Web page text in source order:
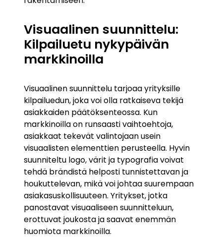
Visuaalinen suunnittelu:
Kilpailuetu nykypäivän
markkinoilla
Visuaalinen suunnittelu tarjoaa yrityksille
kilpailuedun, joka voi olla ratkaiseva tekijä
asiakkaiden päätöksenteossa. Kun
markkinoilla on runsaasti vaihtoehtoja,
asiakkaat tekevät valintojaan usein
visuaalisten elementtien perusteella. Hyvin
suunniteltu logo, värit ja typografia voivat
tehdä brändistä helposti tunnistettavan ja
houkuttelevan, mikä voi johtaa suurempaan
asiakasuskollisuuteen. Yritykset, jotka
panostavat visuaaliseen suunnitteluun,
erottuvat joukosta ja saavat enemmän
huomiota markkinoilla.